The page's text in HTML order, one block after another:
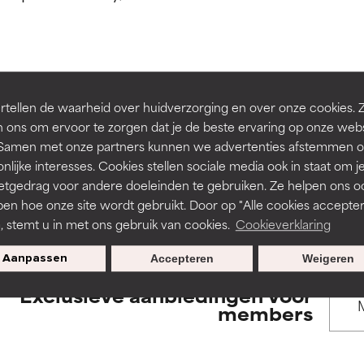
de waarheid over huidverzorging en over onze cookies.
ons om ervoor te zorgen dat je de beste ervaring op onze
met onze partners kunnen we advertenties afstemmen
interesses. Cookies stellen sociale media ook in staat om je
voor andere doeleinden te gebruiken. Ze helpen ons
hoe onze site wordt gebruikt. Door op "Alle cookies
stemt u in met ons gebruik van cookies. Cookieverklaring
Aanpassen Weigeren
Accepteren
BACK TO SEARCH
to assess ingredients in this dictionary. Regulations
irriterend maar kan esthetische, stabiliteits- of andere
is aanwezig. Het risico wordt vergroot als het gecombineerd
ingrediënten.
droogheid, enz. veroorzaken. Kan in sommige gevallen
het algemeen is bewezen dat het meer kwaad dan goed doet.
irriterend maar kan esthetische, stabiliteits- of andere
is aanwezig. Het risico wordt vergroot als het gecombineerd
ingrediënten.
droogheid, enz. veroorzaken. Kan in sommige gevallen
het algemeen is bewezen dat het meer kwaad dan goed doet.
Exclusieve aanbiedingen voor
members